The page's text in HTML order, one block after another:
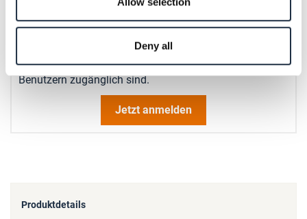
Deny all
Bitte beachten Sie, dass weitere Informationen, Preise
und die Möglichkeit zum Kauf nur angemeldeten
Benutzern zugänglich sind.
Jetzt anmelden
Produktdetails